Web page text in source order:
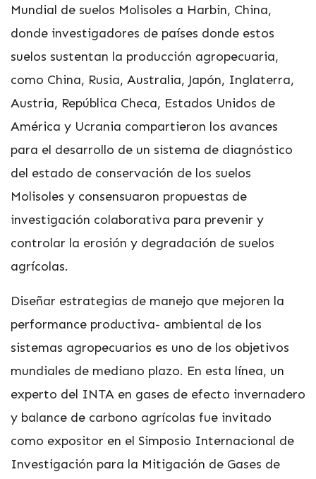
Mundial de suelos Molisoles a Harbin, China,
donde investigadores de países donde estos
suelos sustentan la producción agropecuaria,
como China, Rusia, Australia, Japón, Inglaterra,
Austria, República Checa, Estados Unidos de
América y Ucrania compartieron los avances
para el desarrollo de un sistema de diagnóstico
del estado de conservación de los suelos
Molisoles y consensuaron propuestas de
investigación colaborativa para prevenir y
controlar la erosión y degradación de suelos
agrícolas.
Diseñar estrategias de manejo que mejoren la
performance productiva- ambiental de los
sistemas agropecuarios es uno de los objetivos
mundiales de mediano plazo. En esta línea, un
experto del INTA en gases de efecto invernadero
y balance de carbono agrícolas fue invitado
como expositor en el Simposio Internacional de
Investigación para la Mitigación de Gases de